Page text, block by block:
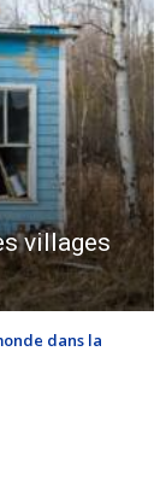
villages
dans la